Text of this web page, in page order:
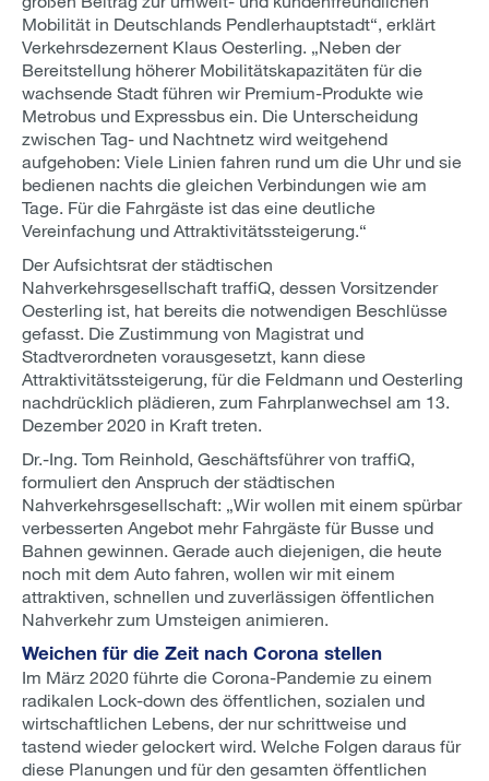
Mobilität in Deutschlands Pendlerhauptstadt“, erklärt
Verkehrsdezernent Klaus Oesterling. „Neben der
Bereitstellung höherer Mobilitätskapazitäten für die
wachsende Stadt führen wir Premium-Produkte wie
Metrobus und Expressbus ein. Die Unterscheidung
zwischen Tag- und Nachtnetz wird weitgehend
aufgehoben: Viele Linien fahren rund um die Uhr und sie
bedienen nachts die gleichen Verbindungen wie am
Tage. Für die Fahrgäste ist das eine deutliche
Vereinfachung und Attraktivitätssteigerung.“
Der Aufsichtsrat der städtischen
Nahverkehrsgesellschaft traffiQ, dessen Vorsitzender
Oesterling ist, hat bereits die notwendigen Beschlüsse
gefasst. Die Zustimmung von Magistrat und
Stadtverordneten vorausgesetzt, kann diese
Attraktivitätssteigerung, für die Feldmann und Oesterling
nachdrücklich plädieren, zum Fahrplanwechsel am 13.
Dezember 2020 in Kraft treten.
Dr.-Ing. Tom Reinhold, Geschäftsführer von traffiQ,
formuliert den Anspruch der städtischen
Nahverkehrsgesellschaft: „Wir wollen mit einem spürbar
verbesserten Angebot mehr Fahrgäste für Busse und
Bahnen gewinnen. Gerade auch diejenigen, die heute
noch mit dem Auto fahren, wollen wir mit einem
attraktiven, schnellen und zuverlässigen öffentlichen
Nahverkehr zum Umsteigen animieren.
Weichen für die Zeit nach Corona stellen
Im März 2020 führte die Corona-Pandemie zu einem
radikalen Lock-down des öffentlichen, sozialen und
wirtschaftlichen Lebens, der nur schrittweise und
tastend wieder gelockert wird. Welche Folgen daraus für
diese Planungen und für den gesamten öffentlichen